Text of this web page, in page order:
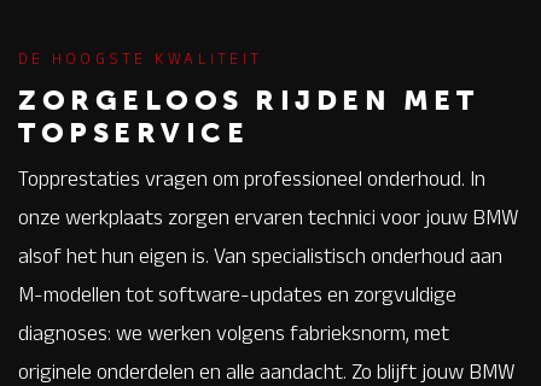
DE HOOGSTE KWALITEIT
ZORGELOOS RIJDEN MET
TOPSERVICE
Topprestaties vragen om professioneel onderhoud. In
onze werkplaats zorgen ervaren technici voor jouw BMW
alsof het hun eigen is. Van specialistisch onderhoud aan
M-modellen tot software-updates en zorgvuldige
diagnoses: we werken volgens fabrieksnorm, met
originele onderdelen en alle aandacht. Zo blijft jouw BMW